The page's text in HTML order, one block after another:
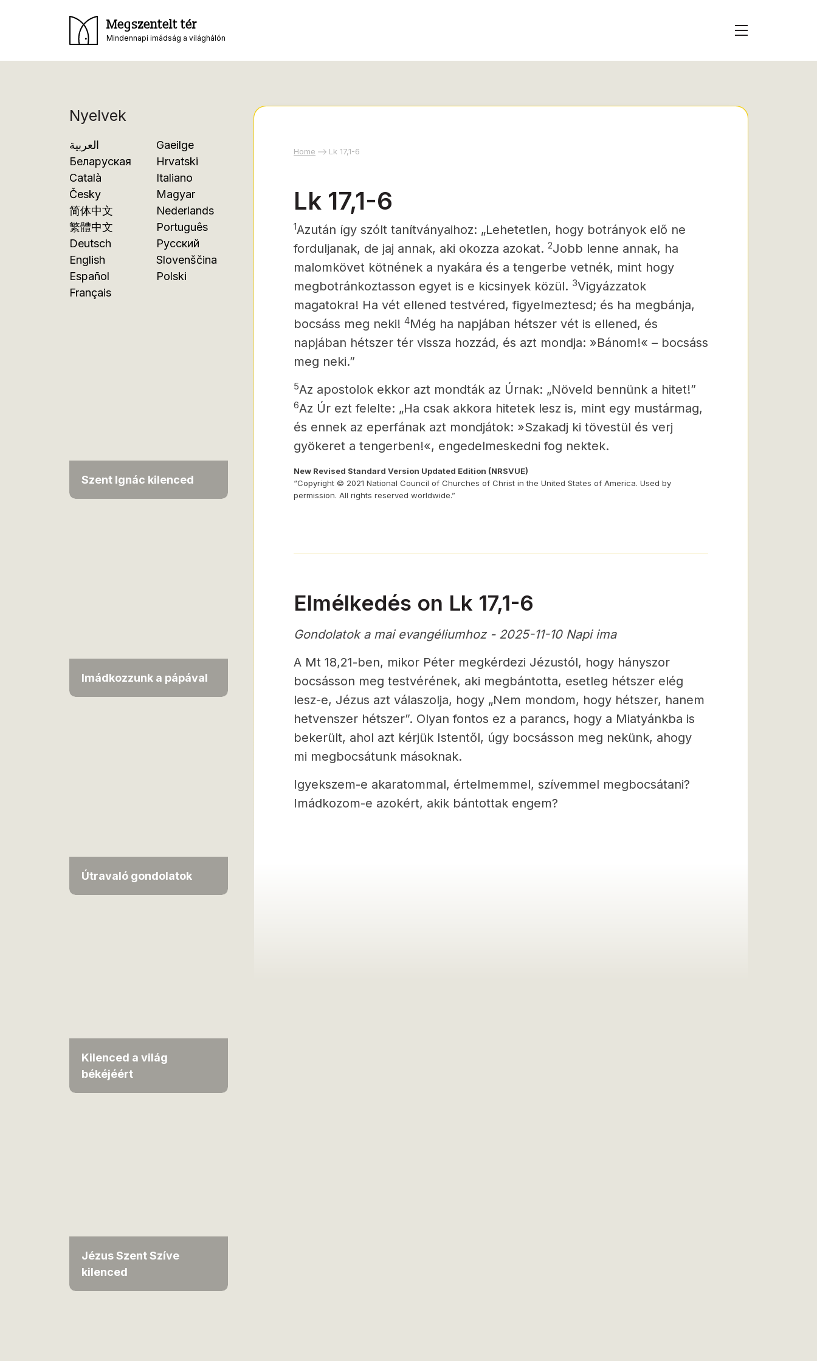
Megszentelt tér
Mindennapi imádság a világhálón
Nyelvek
العربية
Беларуская
Català
Česky
简体中文
繁體中文
Deutsch
English
Español
Français
Gaeilge
Hrvatski
Italiano
Magyar
Nederlands
Português
Русский
Slovenščina
Polski
Szent Ignác kilenced
Imádkozzunk a pápával
Útravaló gondolatok
Kilenced a világ
békéjéért
Jézus Szent Szíve
kilenced
Home Lk 17,1-6
Lk 17,1-6
1Azután így szólt tanítványaihoz: „Lehetetlen, hogy botrányok elő ne
forduljanak, de jaj annak, aki okozza azokat. 2Jobb lenne annak, ha
malomkövet kötnének a nyakára és a tengerbe vetnék, mint hogy
megbotránkoztasson egyet is e kicsinyek közül. 3Vigyázzatok
magatokra! Ha vét ellened testvéred, figyelmeztesd; és ha megbánja,
bocsáss meg neki! 4Még ha napjában hétszer vét is ellened, és
napjában hétszer tér vissza hozzád, és azt mondja: »Bánom!« – bocsáss
meg neki.”
5Az apostolok ekkor azt mondták az Úrnak: „Növeld bennünk a hitet!”
6Az Úr ezt felelte: „Ha csak akkora hitetek lesz is, mint egy mustármag,
és ennek az eperfának azt mondjátok: »Szakadj ki tövestül és verj
gyökeret a tengerben!«, engedelmeskedni fog nektek.
New Revised Standard Version Updated Edition (NRSVUE)
“Copyright © 2021 National Council of Churches of Christ in the United States of America. Used by
permission. All rights reserved worldwide.”
Elmélkedés on Lk 17,1-6
Gondolatok a mai evangéliumhoz - 2025-11-10 Napi ima
A Mt 18,21-ben, mikor Péter megkérdezi Jézustól, hogy hányszor
bocsásson meg testvérének, aki megbántotta, esetleg hétszer elég
lesz-e, Jézus azt válaszolja, hogy „Nem mondom, hogy hétszer, hanem
hetvenszer hétszer”. Olyan fontos ez a parancs, hogy a Miatyánkba is
bekerült, ahol azt kérjük Istentől, úgy bocsásson meg nekünk, ahogy
mi megbocsátunk másoknak.
Igyekszem-e akaratommal, értelmemmel, szívemmel megbocsátani?
Imádkozom-e azokért, akik bántottak engem?